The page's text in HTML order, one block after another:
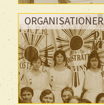
ORGANISATIONER